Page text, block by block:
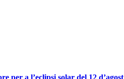
per a l’eclipsi solar del 12 d’agost